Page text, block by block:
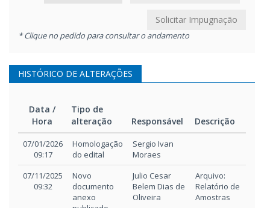
Solicitar Impugnação
* Clique no pedido para consultar o andamento
HISTÓRICO DE ALTERAÇÕES
Data /
Hora
Tipo de
alteração
Responsável
Descrição
Data /
Hora
Tipo de
alteração
Responsável
07/01/2026
09:17
Homologação
do edital
Sergio Ivan
Moraes
07/11/2025
09:32
Novo
documento
anexo
Julio Cesar
Belem Dias de
Oliveira
Arquivo:
Relatório de
Amostras